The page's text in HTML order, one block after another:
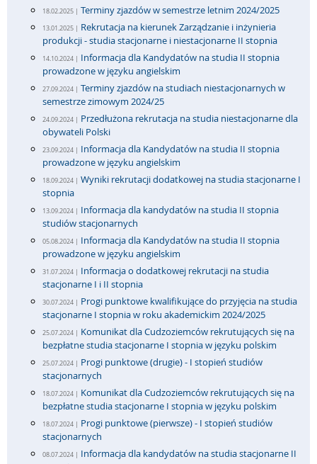
18.02.2025 | Terminy zjazdów w semestrze letnim 2024/2025
13.01.2025 | Rekrutacja na kierunek Zarządzanie i inżynieria
produkcji - studia stacjonarne i niestacjonarne II stopnia
14.10.2024 | Informacja dla Kandydatów na studia II stopnia
prowadzone w języku angielskim
27.09.2024 | Terminy zjazdów na studiach niestacjonarnych w
semestrze zimowym 2024/25
24.09.2024 | Przedłużona rekrutacja na studia niestacjonarne dla
obywateli Polski
23.09.2024 | Informacja dla Kandydatów na studia II stopnia
prowadzone w języku angielskim
18.09.2024 | Wyniki rekrutacji dodatkowej na studia stacjonarne I
stopnia
13.09.2024 | Informacja dla kandydatów na studia II stopnia
studiów stacjonarnych
05.08.2024 | Informacja dla Kandydatów na studia II stopnia
prowadzone w języku angielskim
31.07.2024 | Informacja o dodatkowej rekrutacji na studia
stacjonarne I i II stopnia
30.07.2024 | Progi punktowe kwalifikujące do przyjęcia na studia
stacjonarne I stopnia w roku akademickim 2024/2025
25.07.2024 | Komunikat dla Cudzoziemców rekrutujących się na
bezpłatne studia stacjonarne I stopnia w języku polskim
25.07.2024 | Progi punktowe (drugie) - I stopień studiów
stacjonarnych
18.07.2024 | Komunikat dla Cudzoziemców rekrutujących się na
bezpłatne studia stacjonarne I stopnia w języku polskim
18.07.2024 | Progi punktowe (pierwsze) - I stopień studiów
stacjonarnych
08.07.2024 | Informacja dla kandydatów na studia stacjonarne II